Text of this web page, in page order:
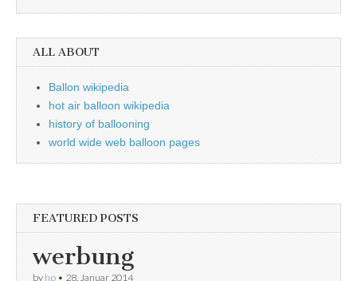
ALL ABOUT
Ballon wikipedia
hot air balloon wikipedia
history of ballooning
world wide web balloon pages
FEATURED POSTS
werbung
by hp • 28. Januar 2014